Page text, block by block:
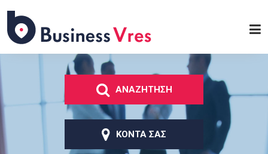
κυρίως περιεχόμενο
Business
ΑΝΑΖΗΤΗΣΗ
ΚΟΝΤΑ ΣΑΣ